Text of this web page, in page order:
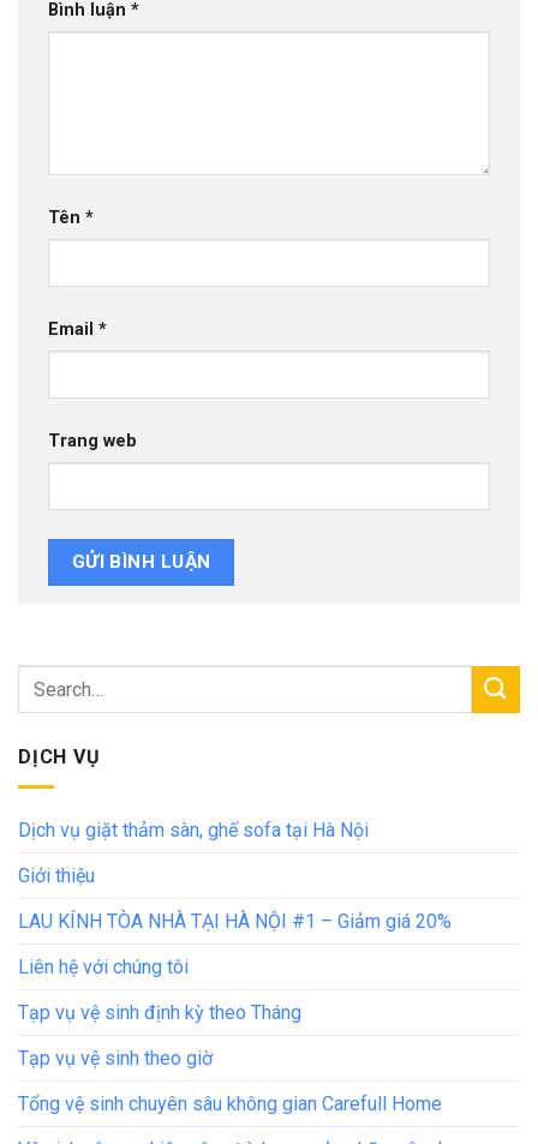
Bình luận *
Tên *
Email *
Trang web
DỊCH VỤ
Dịch vụ giặt thảm sàn, ghế sofa tại Hà Nội
Giới thiệu
LAU KÍNH TÒA NHÀ TẠI HÀ NỘI #1 – Giảm giá 20%
Liên hệ với chúng tôi
Tạp vụ vệ sinh định kỳ theo Tháng
Tạp vụ vệ sinh theo giờ
Tổng vệ sinh chuyên sâu không gian Carefull Home